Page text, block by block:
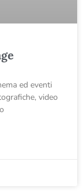
ed eventi
video